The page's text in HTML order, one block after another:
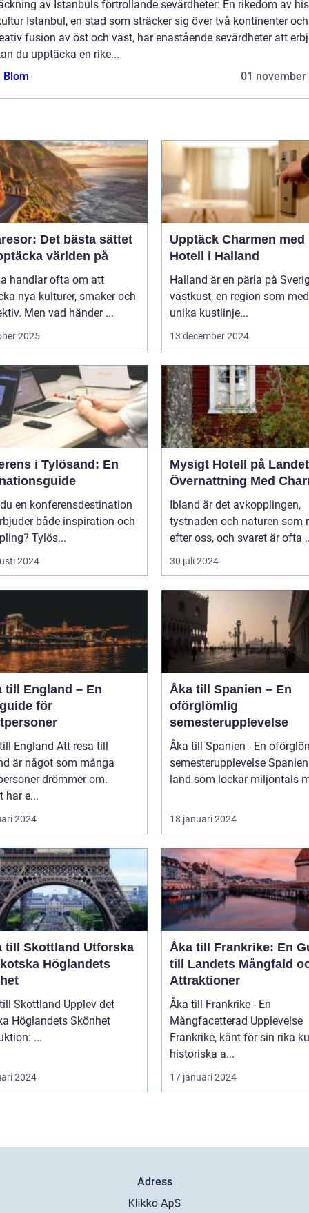
av Istanbuls förtrollande sevärdheter: En rikedom av
Istanbul, en stad som sträcker sig över två kontinenter
fusion av öst och väst, har enastående sevärdheter att
du upptäcka en rike...
Blom
01 november
Det bästa sättet
världen på
handlar ofta om att
nya kulturer, smaker och
Men vad händer ...
2025
Upptäck Charmen med
Hotell i Halland
Halland är en pärla på
västkust, en region som
unika kustlinje...
13 december 2024
i Tylösand: En
en konferensdestination
både inspiration och
Tylös...
2024
Mysigt Hotell på
Övernattning Med
Ibland är det avkopplingen,
tystnaden och naturen som
efter oss, och svaret är ofta
30 juli 2024
till England – En
för
Att resa till
är något som många
drömmer om.
har e...
2024
Åka till Spanien – En
oförglömlig
semesterupplevelse
Åka till Spanien - En
semesterupplevelse Spanien är ett
land som lockar miljontals
18 januari 2024
Skottland Utforska
Höglandets
Upplev det
Höglandets Skönhet
Introduktion: ...
2024
Åka till Frankrike: En
till Landets Mångfald
Attraktioner
Åka till Frankrike - En
Mångfacetterad Upplevelse
Frankrike, känt för sin rika
historiska a...
17 januari 2024
Adress